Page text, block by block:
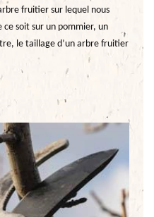
fruitier sur lequel nous
ce soit sur un pommier, un
le taillage d’un arbre fruitier